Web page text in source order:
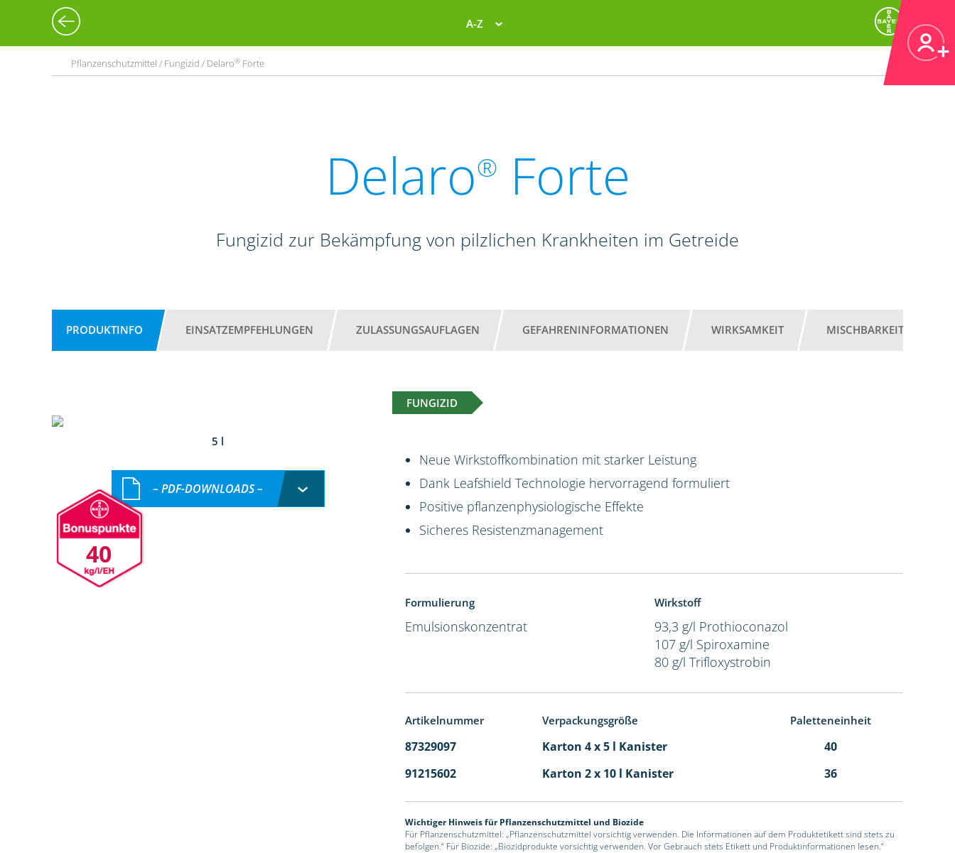
A-Z
Pflanzenschutzmittel / Fungizid / Delaro® Forte
Delaro® Forte
Fungizid zur Bekämpfung von pilzlichen Krankheiten im Getreide
PRODUKTINFO EINSATZEMPFEHLUNGEN ZULASSUNGSAUFLAGEN GEFAHRENINFORMATIONEN WIRKSAMKEIT MISCHBARKEIT
FUNGIZID
5 l
40
– PDF-DOWNLOADS –
Neue Wirkstoffkombination mit starker Leistung
Dank Leafshield Technologie hervorragend formuliert
Positive pflanzenphysiologische Effekte
Sicheres Resistenzmanagement
Formulierung
Emulsionskonzentrat
Wirkstoff
93,3 g/l Prothioconazol
107 g/l Spiroxamine
80 g/l Trifloxystrobin
Artikelnummer Verpackungsgröße Paletteneinheit
87329097 Karton 4 x 5 l Kanister
40
91215602
Karton 2 x 10 l Kanister 36
Wichtiger Hinweis für Pflanzenschutzmittel und Biozide
Für Pflanzenschutzmittel: „Pflanzenschutzmittel vorsichtig verwenden. Die Informationen auf dem Produktetikett sind stets zu
befolgen.“ Für Biozide: „Biozidprodukte vorsichtig verwenden. Vor Gebrauch stets Etikett und Produktinformationen lesen.“